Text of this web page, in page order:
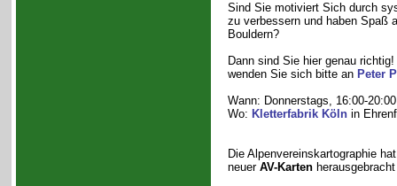
Sind Sie motiviert Sich durch
zu verbessern und haben Spaß
Bouldern?
Dann sind Sie hier genau
wenden Sie sich bitte an Peter
Wann: Donnerstags, 16:00-
Wo: Kletterfabrik Kölnin
Die Alpenvereinskartographie
neuer AV-Kartenherausgebracht